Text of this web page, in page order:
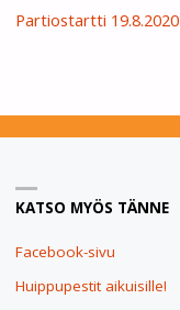
Partiostartti 19.8.2020
KATSO MYÖS TÄNNE
Facebook-sivu
Huippupestit aikuisille!